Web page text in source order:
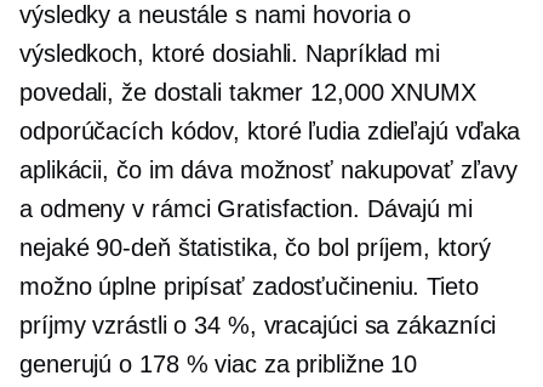
výsledky a neustále s nami hovoria o
výsledkoch, ktoré dosiahli. Napríklad mi
povedali, že dostali takmer 12,000 XNUMX
odporúčacích kódov, ktoré ľudia zdieľajú vďaka
aplikácii, čo im dáva možnosť nakupovať zľavy
a odmeny v rámci Gratisfaction. Dávajú mi
nejaké 90-deň štatistika, čo bol príjem, ktorý
možno úplne pripísať zadosťučineniu. Tieto
príjmy vzrástli o 34 %, vracajúci sa zákazníci
generujú o 178 % viac za približne 10